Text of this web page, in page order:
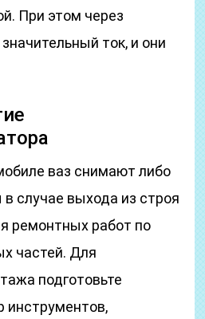
При этом через
ток, и они
ваз снимают либо
случае выхода из строя
ремонтных работ по
частей. Для
подготовьте
инструментов,